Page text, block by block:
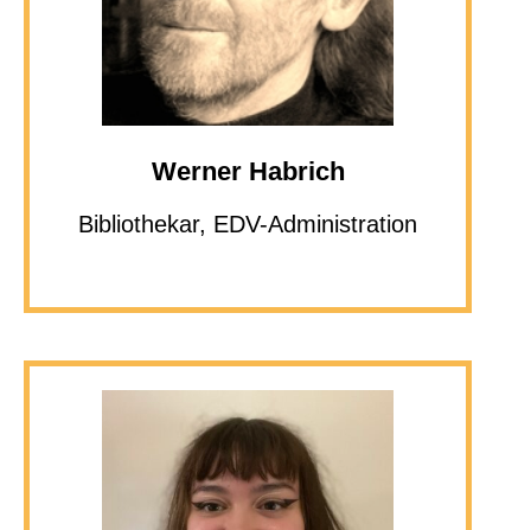
Werner Habrich
Bibliothekar, EDV-Administration